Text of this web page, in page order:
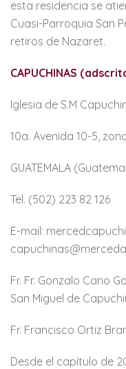
esta residencia se
Cuasi-Parroquia San
retiros de Nazaret.
CAPUCHINAS
Iglesia de S.M
10a. Avenida 10-5,
GUATEMALA
Tel. (502) 223 82 126
E-mail:
Fr. Fr. Gonzalo Cano
San Miguel de
Fr. Francisco Ortiz
Desde el capítulo de